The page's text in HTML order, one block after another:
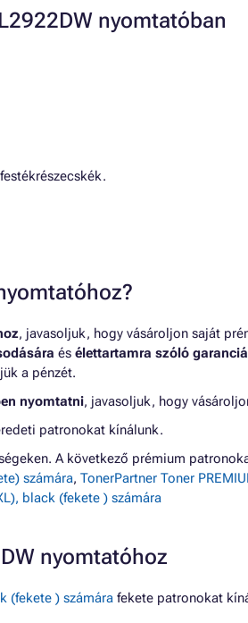
nyomtatóban
, javasoljuk, hogy vásároljon saját
és élettartamra szóló
a pénzét.
nyomtatni, javasoljuk, hogy
patronokat kínálunk.
A következő prémium
számára, TonerPartner Toner
black (fekete ) számára
nyomtatóhoz
(fekete ) számára fekete patronokat